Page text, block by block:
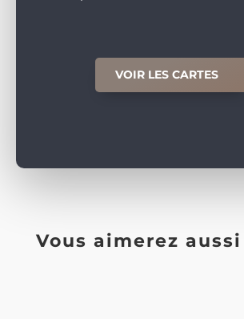
VOIR LES CARTES
Vous aimerez aussi